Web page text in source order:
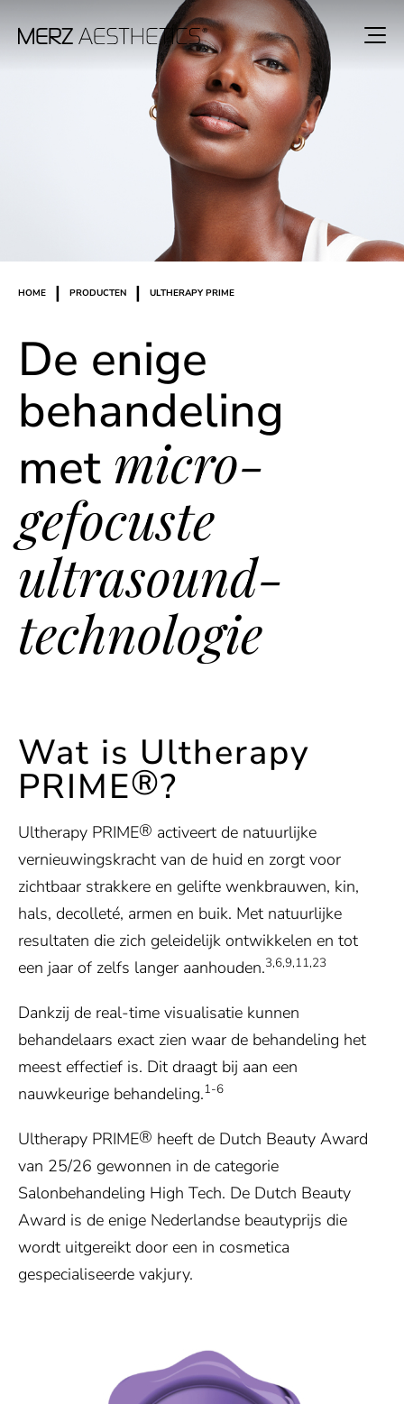
HOME | PRODUCTEN | ULTHERAPY PRIME
De enige
behandeling
met micro­-­
gefocuste
ultrasound-
technologie
Wat is Ultherapy
PRIME®?
Ultherapy PRIME® activeert de natuurlijke
vernieuwingskracht van de huid en zorgt voor
zichtbaar strakkere en gelifte wenkbrauwen, kin,
hals, decolleté, armen en buik. Met natuurlijke
resultaten die zich geleidelijk ontwikkelen en tot
een jaar of zelfs langer aanhouden.3,6,9,11,23
Dankzij de real-time visualisatie kunnen
behandelaars exact zien waar de behandeling het
meest effectief is. Dit draagt bij aan een
nauwkeurige behandeling.1-6
Ultherapy PRIME® heeft de Dutch Beauty Award
van 25/26 gewonnen in de categorie
Salonbehandeling High Tech. De Dutch Beauty
Award is de enige Nederlandse beautyprijs die
wordt uitgereikt door een in cosmetica
gespecialiseerde vakjury.